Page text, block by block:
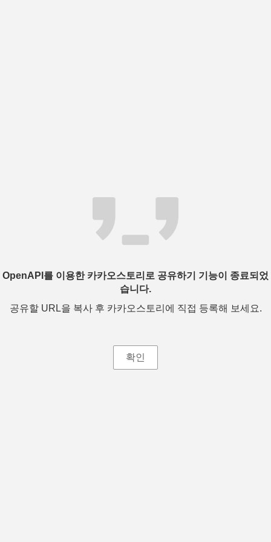
OpenAPI를 이용한 카카오스토리로 공유하기 기능이 종료되었
습니다.
공유할 URL을 복사 후 카카오스토리에 직접 등록해 보세요.
확인